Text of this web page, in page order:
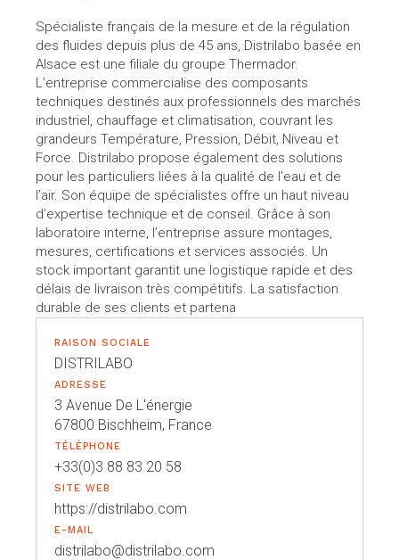
Spécialiste français de la mesure et de la régulation
des fluides depuis plus de 45 ans, Distrilabo basée en
Alsace est une filiale du groupe Thermador.
L’entreprise commercialise des composants
techniques destinés aux professionnels des marchés
industriel, chauffage et climatisation, couvrant les
grandeurs Température, Pression, Débit, Niveau et
Force. Distrilabo propose également des solutions
pour les particuliers liées à la qualité de l’eau et de
l’air. Son équipe de spécialistes offre un haut niveau
d’expertise technique et de conseil. Grâce à son
laboratoire interne, l’entreprise assure montages,
mesures, certifications et services associés. Un
stock important garantit une logistique rapide et des
délais de livraison très compétitifs. La satisfaction
durable de ses clients et partena
RAISON SOCIALE
DISTRILABO
ADRESSE
3 Avenue De L'énergie
67800 Bischheim, France
TÉLÉPHONE
+33(0)3 88 83 20 58
SITE WEB
https://distrilabo.com
E-MAIL
distrilabo@distrilabo.com